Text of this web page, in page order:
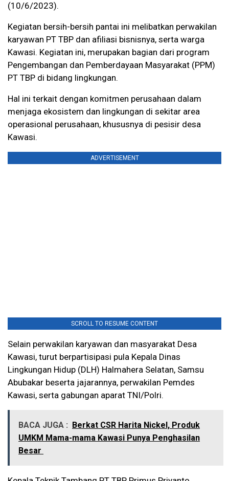
(10/6/2023).
Kegiatan bersih-bersih pantai ini melibatkan perwakilan
karyawan PT TBP dan afiliasi bisnisnya, serta warga
Kawasi. Kegiatan ini, merupakan bagian dari program
Pengembangan dan Pemberdayaan Masyarakat (PPM)
PT TBP di bidang lingkungan.
Hal ini terkait dengan komitmen perusahaan dalam
menjaga ekosistem dan lingkungan di sekitar area
operasional perusahaan, khususnya di pesisir desa
Kawasi.
ADVERTISEMENT
SCROLL TO RESUME CONTENT
Selain perwakilan karyawan dan masyarakat Desa
Kawasi, turut berpartisipasi pula Kepala Dinas
Lingkungan Hidup (DLH) Halmahera Selatan, Samsu
Abubakar beserta jajarannya, perwakilan Pemdes
Kawasi, serta gabungan aparat TNI/Polri.
BACA JUGA :
Berkat CSR Harita Nickel, Produk
UMKM Mama-mama Kawasi Punya Penghasilan
Besar